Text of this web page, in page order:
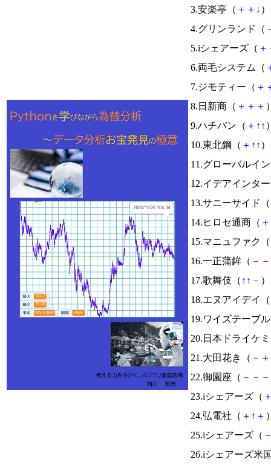
3.安楽亭（ ＋ ＋ ↓
4.グリンランド（
5.iシェアーズ（ ＋
6.両毛システム（
7.ジモティー（ ＋
8.日新商（ ＋ ＋ ＋
9.ハチバン（ ＋ ↑ ↑
10.東北鋼（ ＋ ↑ ↑
11.グローバルイ
12.イデアインタ
13.サニーサイド（
14.ヒロセ通商（ ＋
15.マニュファク（
16.一正蒲鉾（ － －
17.歌舞伎（ ↑ ↑ －
18.エヌアイデイ（
19.ワイズテーブ
20.日本ドライケ
21.大田花き（ － ＋
22.御園座（ － － －
23.iシェアーズ（
24.弘電社（ ＋ ↑ ＋
25.iシェアーズ（
26.iシェアーズ米